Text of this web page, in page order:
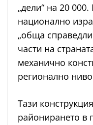
„дели“ на 20
национално
„обща
части на
механично
регионално
Тази
районирането в